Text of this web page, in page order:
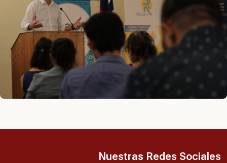
Nuestras Redes Sociales